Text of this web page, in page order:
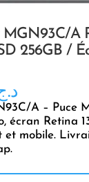
A
256GB /
A – Puce
écran Retina
mobile.